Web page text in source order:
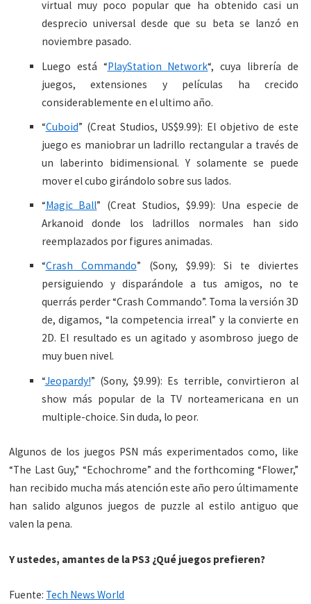
virtual muy poco popular que ha obtenido casi un
desprecio universal desde que su beta se lanzó en
noviembre pasado.
Luego está “PlayStation Network“, cuya librería de
juegos, extensiones y películas ha crecido
considerablemente en el ultimo año.
“Cuboid” (Creat Studios, US$9.99): El objetivo de este
juego es maniobrar un ladrillo rectangular a través de
un laberinto bidimensional. Y solamente se puede
mover el cubo girándolo sobre sus lados.
“Magic Ball” (Creat Studios, $9.99): Una especie de
Arkanoid donde los ladrillos normales han sido
reemplazados por figures animadas.
“Crash Commando” (Sony, $9.99): Si te diviertes
persiguiendo y disparándole a tus amigos, no te
querrás perder “Crash Commando”. Toma la versión 3D
de, digamos, “la competencia irreal” y la convierte en
2D. El resultado es un agitado y asombroso juego de
muy buen nivel.
“Jeopardy!” (Sony, $9.99): Es terrible, convirtieron al
show más popular de la TV norteamericana en un
multiple-choice. Sin duda, lo peor.
Algunos de los juegos PSN más experimentados como, like
“The Last Guy,” “Echochrome” and the forthcoming “Flower,”
han recibido mucha más atención este año pero últimamente
han salido algunos juegos de puzzle al estilo antiguo que
valen la pena.
Y ustedes, amantes de la PS3 ¿Qué juegos prefieren?
Fuente: Tech News World